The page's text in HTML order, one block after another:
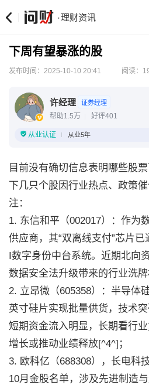
·理财资讯
下周有望暴涨的股
发布时间：2025-10-10 20:41 阅读：
许经理 证券经理
帮助1.5万 好评401
从业认证 从业5年
目前没有确切信息表明哪些股
下几只个股因行业热点、政策
注：
1. 东信和平（002017）：作为
供应商，其“双离线支付”芯片
I数字身份中台系统。近期北向
数据安全法升级带来的行业洗
2. 立昂微（605358）：半导体
英寸硅片实现批量供货，技术突
短期资金流入明显，长期看行
增长或推动业绩释放[^4^]；
3. 欧科亿（688308），长电科
10月金股名单，涉及先进制造